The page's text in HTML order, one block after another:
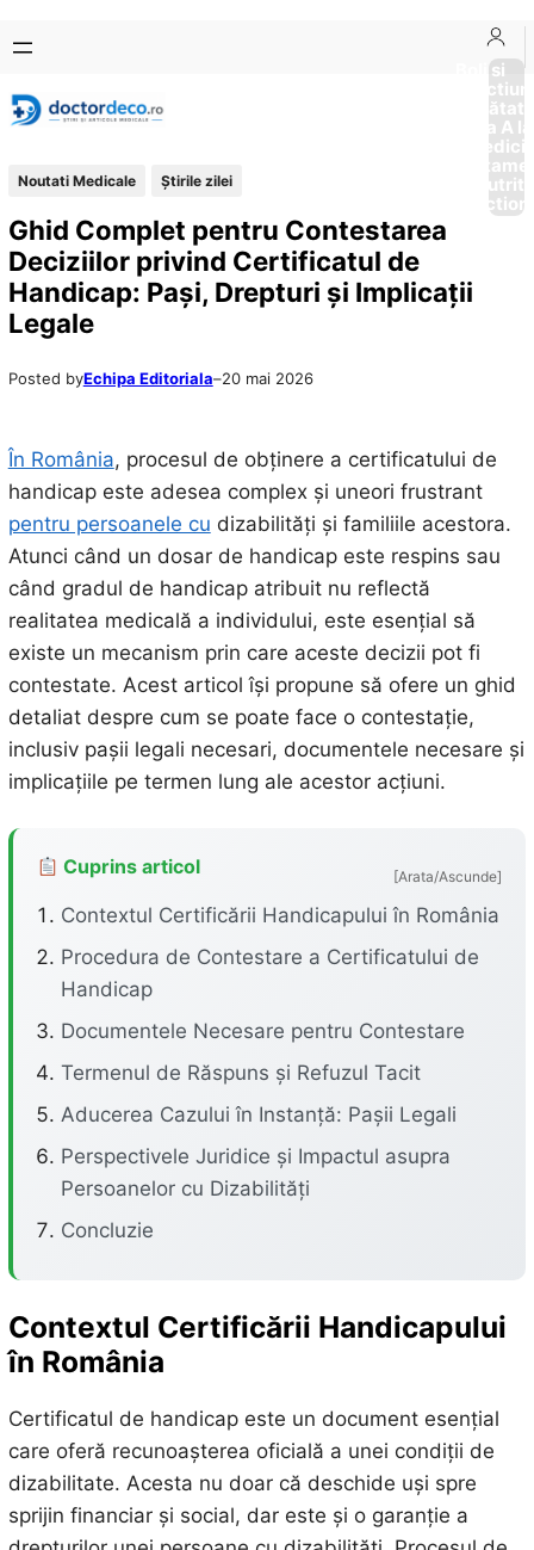
conținut
content
Boli si
Afectiuni
Sănătate
de la A
Noutati Medicale Știrile zilei
Ghid Complet pentru Contestarea
Deciziilor privind Certificatul de
Handicap: Pași, Drepturi și Implicații
Legale
Posted byEchipa Editoriala–20 mai 2026
În România, procesul de obținere a certificatului de
handicap este adesea complex și uneori frustrant
pentru persoanele cu dizabilități și familiile acestora.
Atunci când un dosar de handicap este respins sau
când gradul de handicap atribuit nu reflectă
realitatea medicală a individului, este esențial să
existe un mecanism prin care aceste decizii pot fi
contestate. Acest articol își propune să ofere un ghid
detaliat despre cum se poate face o contestație,
inclusiv pașii legali necesari, documentele necesare și
implicațiile pe termen lung ale acestor acțiuni.
Cuprins articol [Arata/Ascunde]
Contextul Certificării Handicapului în România
Procedura de Contestare a Certificatului de
Handicap
Documentele Necesare pentru Contestare
Termenul de Răspuns și Refuzul Tacit
Aducerea Cazului în Instanță: Pașii Legali
Perspectivele Juridice și Impactul asupra
Persoanelor cu Dizabilități
Concluzie
Contextul Certificării Handicapului
în România
Certificatul de handicap este un document esențial
care oferă recunoașterea oficială a unei condiții de
dizabilitate. Acesta nu doar că deschide uși spre
sprijin financiar și social, dar este și o garanție a